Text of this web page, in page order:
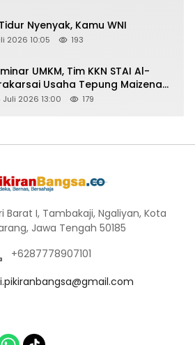
Nyenyak, Kamu WNI
2026 10:05 193
UMKM, Tim KKN STAI Al-
Usaha Tepung Maizena
2026 13:00 179
Barat I, Tambakaji, Ngaliyan, Kota
Jawa Tengah 50185
+6287778907101